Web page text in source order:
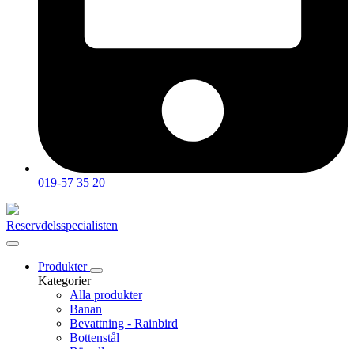
019-57 35 20
Reservdelsspecialisten
Produkter
Kategorier
Alla produkter
Banan
Bevattning - Rainbird
Bottenstål